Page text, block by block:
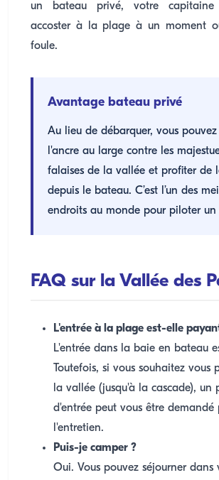
un bateau privé, votre capitaine
accoster à la plage à un moment
foule.
Avantage bateau privé
Au lieu de débarquer, vous
l'ancre au large contre les
falaises de la vallée et profiter de
depuis le bateau. C’est l’un des
endroits au monde pour piloter un
FAQ sur la Vallée des
L'entrée à la plage est-elle
L'entrée dans la baie en bateau
Toutefois, si vous souhaitez vous
la vallée (jusqu'à la cascade), un
d'entrée peut vous être demandé
l'entretien.
Puis-je camper ?
Oui. Vous pouvez séjourner dans